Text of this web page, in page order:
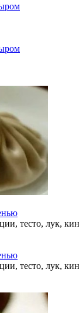
тесто, лук,
тесто, лук,